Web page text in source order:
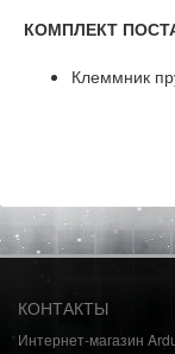
КОМПЛЕКТ
Клеммник
КОНТАКТЫ
Интернет-магазин